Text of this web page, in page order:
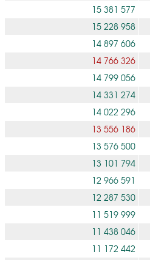
15 381 577
15 228 958
14 897 606
14 766 326
14 799 056
14 331 274
14 022 296
13 556 186
13 576 500
13 101 794
12 966 591
12 287 530
11 519 999
11 438 046
11 172 442